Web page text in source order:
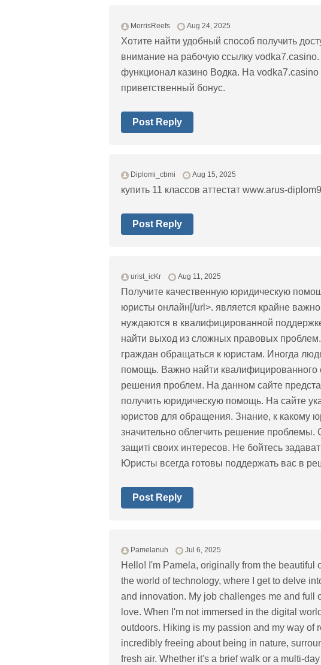
MorrisReefs Aug 24, 2025
Хотите найти удобный способ получить
внимание на рабочую ссылку
функционал казино Водка. На vodka7.casino
приветственный бонус.
Post Reply
Diplomi_cbmi Aug 15, 2025
купить 11 классов аттестат www.arus-
Post Reply
urist_icKr Aug 11, 2025
Получите качественную юридическую
юристы онлайн[/url>. является крайне
нуждаются в квалифицированной
найти выход из сложных правовых
граждан обращаться к юристам. Иногда
помощь. Важно найти квалифицированного
решения проблем. На данном сайте
получить юридическую помощь. На сайте
юристов для обращения. Знание, к какому
значительно облегчить решение
защиті своих интересов. Не бойтесь
Юристы всегда готовы поддержать вас в
Post Reply
Pamelanuh Jul 6, 2025
Hello! I'm Pamela, originally from the beautiful
the world of technology, where I get to delve
and innovation. My job challenges me and full
love. When I'm not immersed in the digital
outdoors. Hiking is my passion and my way of
incredibly freeing about being in nature,
fresh air. Whether it's a brief walk or a multi-